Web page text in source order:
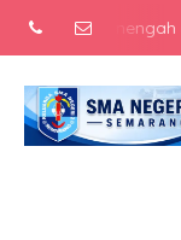
menengah